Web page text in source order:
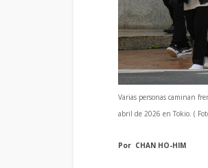
Varias personas caminan
abril de 2026 en Tokio. (
Por CHAN HO-HIM